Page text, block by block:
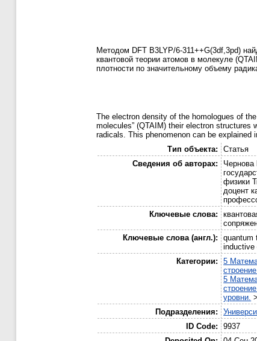
Методом DFT B3LYP/6-311++G(3df,3pd)
квантовой теории атомов в молекуле
плотности по значительному объему
The electron density of the homologues of
molecules” (QTAIM) their electron
radicals. This phenomenon can be
Тип объекта:
Статья
Сведения об авторах:
Чернова
физики
доцент
Ключевые слова:
Ключевые слова (англ.):
quantum
inductive
Категории:
5
5
уровни.
Подразделения:
ID Code:
9937